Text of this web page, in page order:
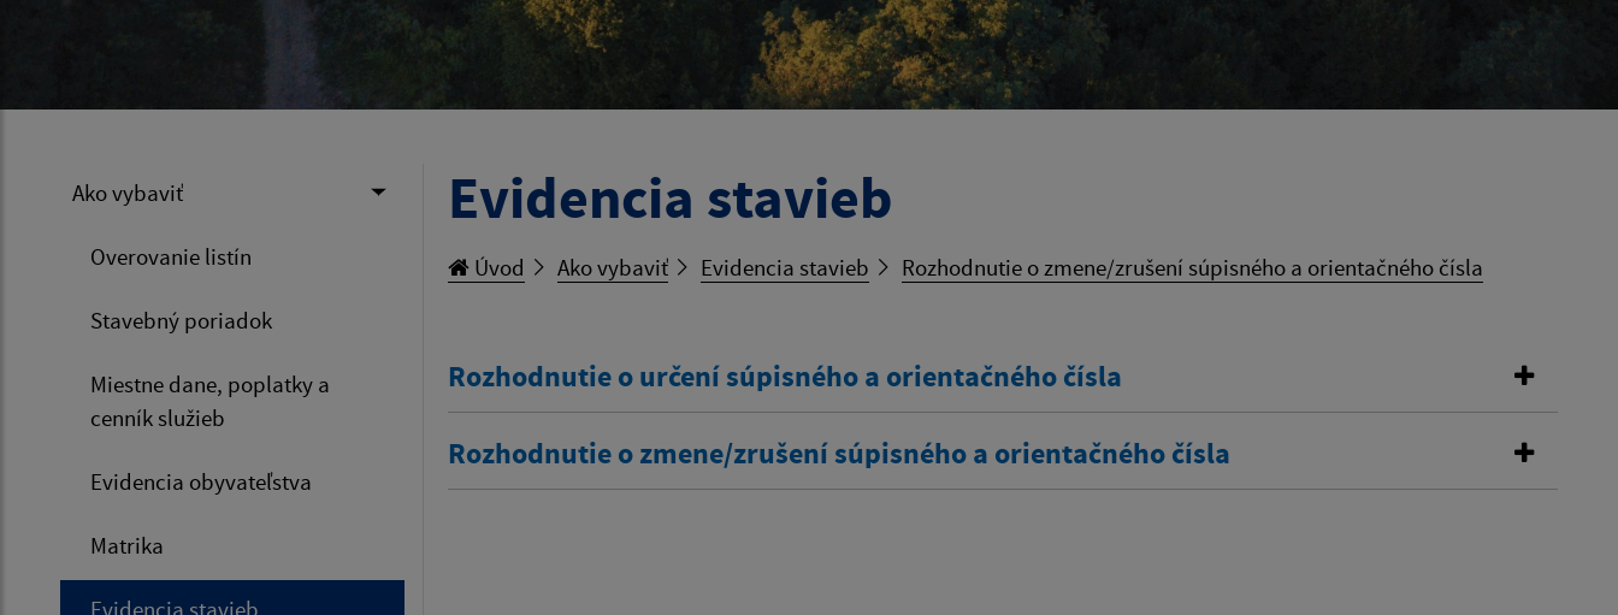
Ako vybaviť
Overovanie listín
Stavebný poriadok
Miestne dane, poplatky a
cenník služieb
Evidencia obyvateľstva
Matrika
Evidencia stavieb
Evidencia stavieb
Úvod Ako vybaviť Evidencia stavieb Rozhodnutie o zmene/zrušení súpisného a orientačného čísla
Rozhodnutie o určení súpisného a orientačného čísla
Rozhodnutie o zmene/zrušení súpisného a orientačného čísla